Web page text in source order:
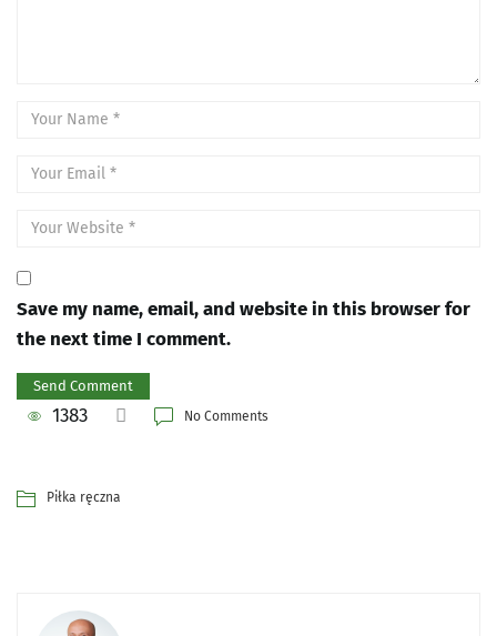
Save my name, email, and website in this browser for
the next time I comment.
1383 No Comments
Piłka ręczna